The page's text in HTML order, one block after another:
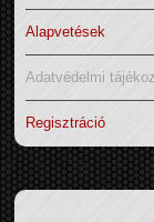
Alapvetések
Adatvédelmi
Regisztráció